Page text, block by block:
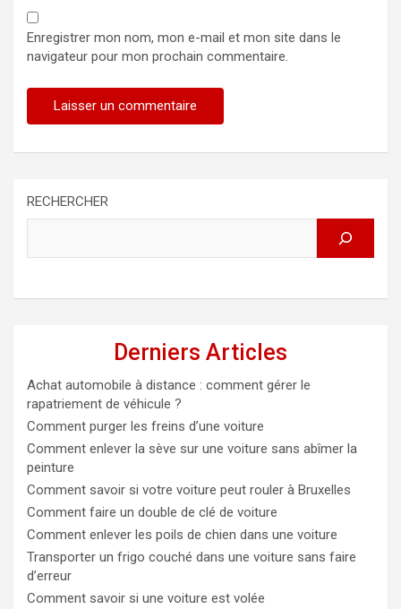
Enregistrer mon nom, mon e-mail et mon site dans le
navigateur pour mon prochain commentaire.
RECHERCHER
Derniers Articles
Achat automobile à distance : comment gérer le
rapatriement de véhicule ?
Comment purger les freins d’une voiture
Comment enlever la sève sur une voiture sans abîmer la
peinture
Comment savoir si votre voiture peut rouler à Bruxelles
Comment faire un double de clé de voiture
Comment enlever les poils de chien dans une voiture
Transporter un frigo couché dans une voiture sans faire
d’erreur
Comment savoir si une voiture est volée